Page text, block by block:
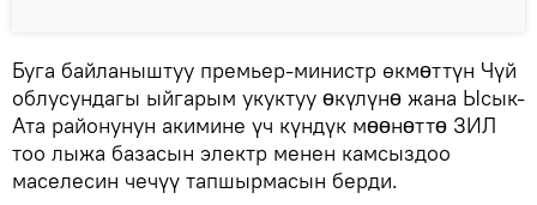
Буга байланыштуу премьер-министр өкмɵттүн Чүй
облусундагы ыйгарым укуктуу ɵкүлүнɵ жана Ысык-
Ата районунун акимине үч күндүк мɵɵнɵттɵ ЗИЛ
тоо лыжа базасын электр менен камсыздоо
маселесин чечүү тапшырмасын берди.